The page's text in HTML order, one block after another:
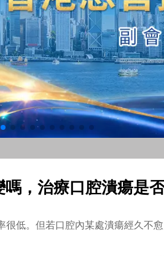
，治療口腔潰瘍是
很低。但若口腔內某處潰瘍經久不